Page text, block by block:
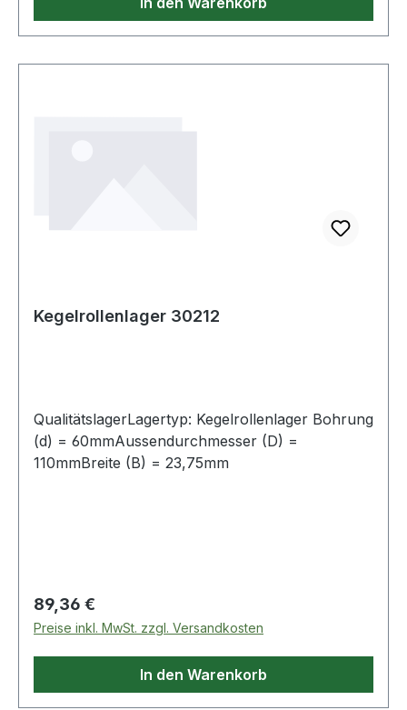
Kegelrollenlager 30212
QualitätslagerLagertyp: Kegelrollenlager Bohrung
(d) = 60mmAussendurchmesser (D) =
110mmBreite (B) = 23,75mm
Regulärer Preis:
89,36 €
Preise inkl. MwSt. zzgl. Versandkosten
In den Warenkorb